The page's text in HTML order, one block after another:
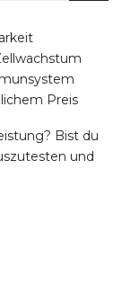
Preis
Bist du
und